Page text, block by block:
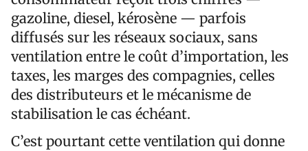
gazoline, diesel, kérosène — parfois
diffusés sur les réseaux sociaux, sans
ventilation entre le coût d’importation, les
taxes, les marges des compagnies, celles
des distributeurs et le mécanisme de
stabilisation le cas échéant.
C’est pourtant cette ventilation qui donne